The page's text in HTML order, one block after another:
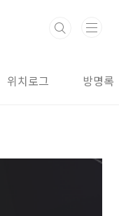
위치로그 방명록